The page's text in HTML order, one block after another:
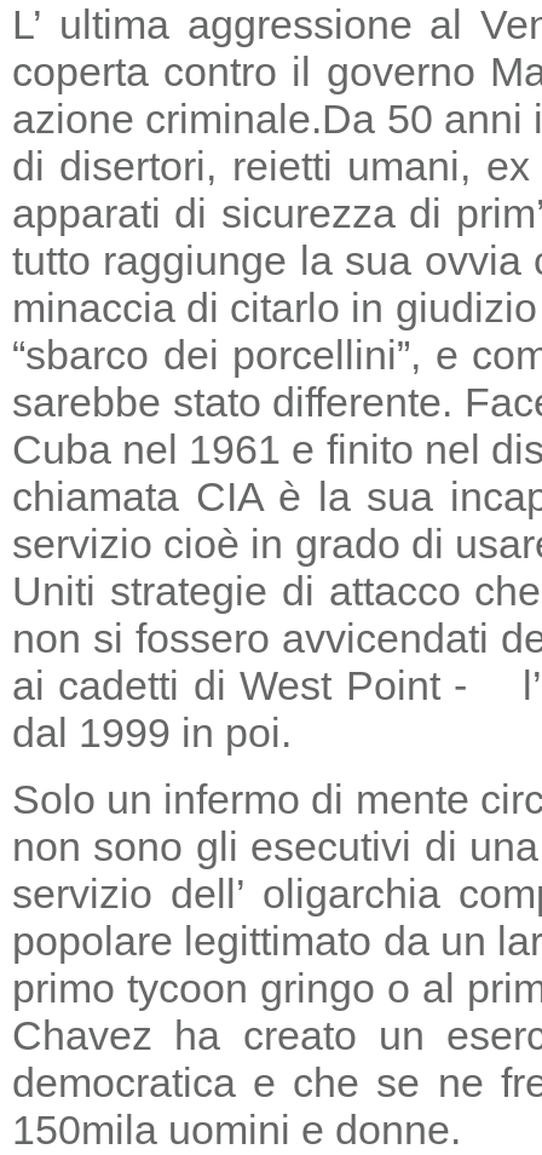
L’ ultima aggressione al
coperta contro il governo
azione criminale.Da 50 anni
di disertori, reietti umani,
apparati di sicurezza di
tutto raggiunge la sua
minaccia di citarlo in
“sbarco dei porcellini”, e
sarebbe stato differente.
Cuba nel 1961 e finito nel
chiamata CIA è la sua
servizio cioè in grado di
Uniti strategie di attacco
non si fossero avvicendati
ai cadetti di West Point - l’
dal 1999 in poi.
Solo un infermo di mente
non sono gli esecutivi di
servizio dell’ oligarchia
popolare legittimato da un
primo tycoon gringo o al
Chavez ha creato un
democratica e che se ne
150mila uomini e donne.